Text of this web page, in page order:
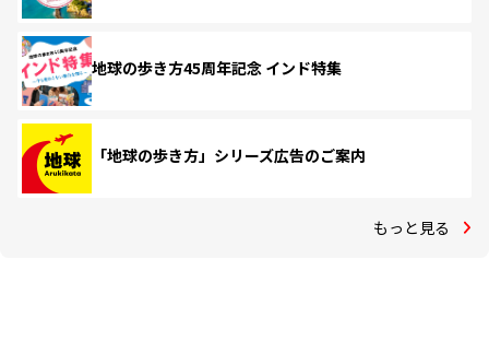
地球の歩き方45周年記念 インド特集
「地球の歩き方」シリーズ広告のご案内
もっと見る